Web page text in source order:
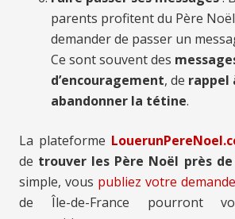
parents profitent du Père
demander de passer un
Ce sont souvent des
d’encouragement, de rappel
abandonner la tétine.
La plateforme
de trouver les Père Noël près de
simple, vous publiez votre demande
de Île-de-France pourront